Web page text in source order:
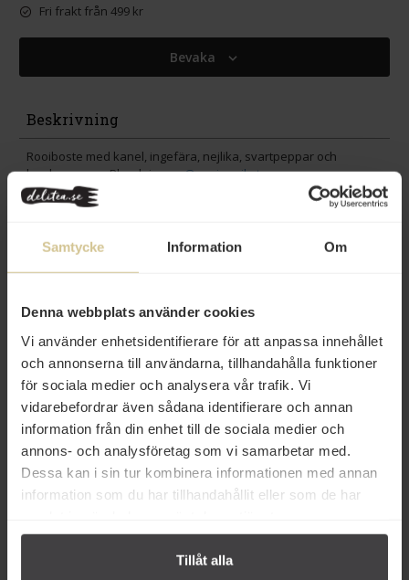
Samtycke Information Om
Denna webbplats använder cookies
Vi använder enhetsidentifierare för att anpassa innehållet
och annonserna till användarna, tillhandahålla funktioner
för sociala medier och analysera vår trafik. Vi
vidarebefordrar även sådana identifierare och annan
information från din enhet till de sociala medier och
annons- och analysföretag som vi samarbetar med.
Dessa kan i sin tur kombinera informationen med annan
information som du har tillhandahållit eller som de har
Tillåt alla
Fri frakt från 499 kr
Bevaka
Beskrivning
Rooiboste med kanel, ingefära, nejlika, svartpeppar och
kardemumma. Blandning av@vanja_wikstrom.
Bryggning löste: hett vatten, ca 95-100 grader. Ca 1 tsk per
För varje kilo sålt te skänker Svanfeldts 10 kr till
Hjärnfonden.
Innehåll
Betyg
(1)
Produktfakta
Prishistorik
Andra köper även